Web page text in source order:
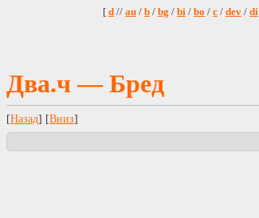
[ d // au / b / bg / bi / bo / c / dev / di
Два.ч — Бред
[Назад] [Вниз]